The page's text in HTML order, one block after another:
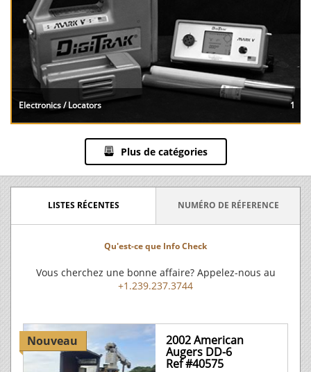
Electronics / Locators 1
Plus de catégories
LISTES RÉCENTES NUMÉRO DE RÉFERENCE
Qu'est-ce que Info Check
Vous cherchez une bonne affaire? Appelez-nous au
+1.239.237.3744
Nouveau 2002 American
Augers DD-6
Ref #40575